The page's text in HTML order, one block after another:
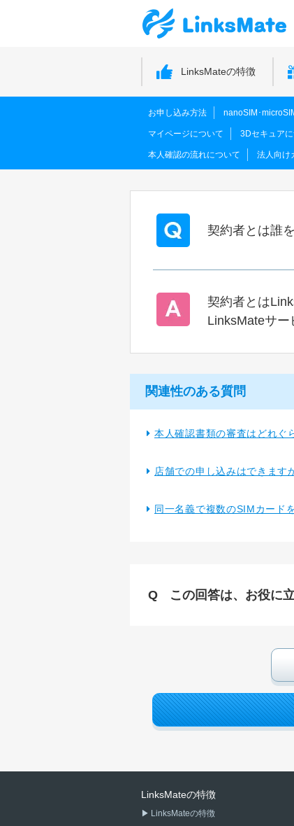
LinksMateの特徴
お申し込み方法 nanoSIM･
マイページについて 3Dセキュア
本人確認の流れについて 法人向け
契約者とは誰
契約者とは
LinksMateサー
関連性のある質問
本人確認書類の審査はどれぐ
店舗での申し込みはできます
同一名義で複数のSIMカード
この回答は、お役に
LinksMateの特徴
LinksMateの特徴